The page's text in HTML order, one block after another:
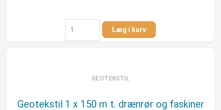
Geotekstil
0,5
x
m.m.
Læg i kurv
GEOTEKSTIL
Geotekstil 1 x 150 m t. drænrør og faskiner